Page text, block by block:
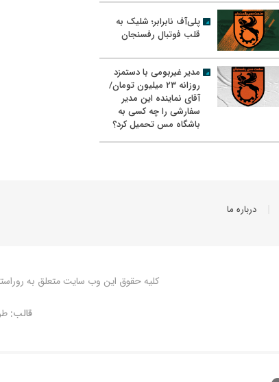
پلی‌آف نابرابر؛ شلیک به
قلب فوتبال رفسنجان
مدیر غیربومی با دستمزد
روزانه ۲۳ میلیون تومان/
آقای نماینده این مدیر
سفارشی را چه کسی به
باشگاه مس تحمیل کرد؟
درباره ما
کلیه حقوق این وب سایت متعلق به
قالب: